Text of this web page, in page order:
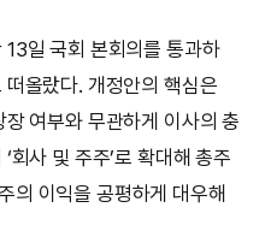
일 국회 본회의를 통과하
떠올랐다. 개정안의 핵심은
장 여부와 무관하게 이사의 충
회사 및 주주’로 확대해 총주
의 이익을 공평하게 대우해